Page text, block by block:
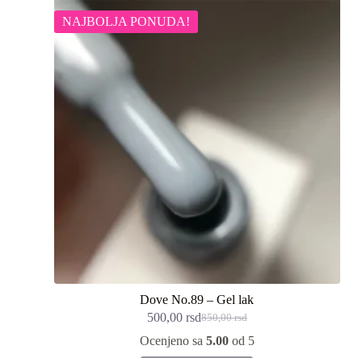
NAJBOLJA PONUDA!
Dove No.89 – Gel lak
850,00rsd
Originalna
cena
500,00 rsdTrenutna
cena
Ocenjeno sa 5.00od 5